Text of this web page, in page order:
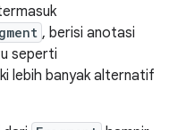
, berisi anotasi
seperti
lebih banyak alternatif